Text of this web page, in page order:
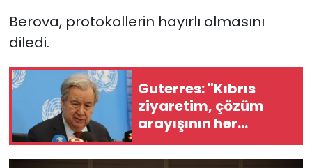
Berova, protokollerin hayırlı olmasını
diledi.
Guterres: "Kıbrıs
ziyaretim, çözüm
arayışının her
zamankinden daha
acil olduğunu